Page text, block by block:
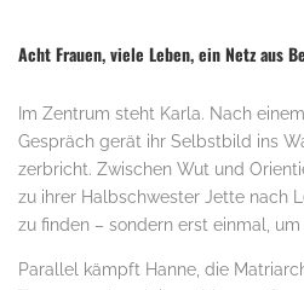
Acht Frauen, viele Leben, ein Netz aus
Im Zentrum steht Karla. Nach
Gespräch gerät ihr Selbstbild ins
zerbricht. Zwischen Wut und
zu ihrer Halbschwester Jette nach
zu finden – sondern erst einmal,
Parallel kämpft Hanne, die